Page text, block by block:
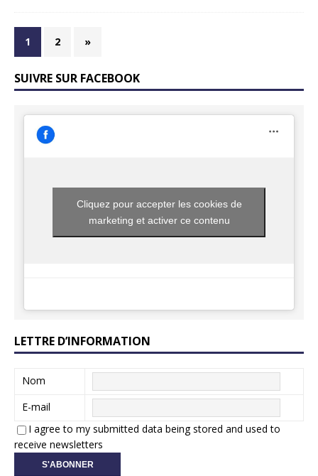
1 2 »
SUIVRE SUR FACEBOOK
Cliquez pour accepter les cookies de
marketing et activer ce contenu
LETTRE D’INFORMATION
Nom
E-mail
I agree to my submitted data being stored and used to
receive newsletters